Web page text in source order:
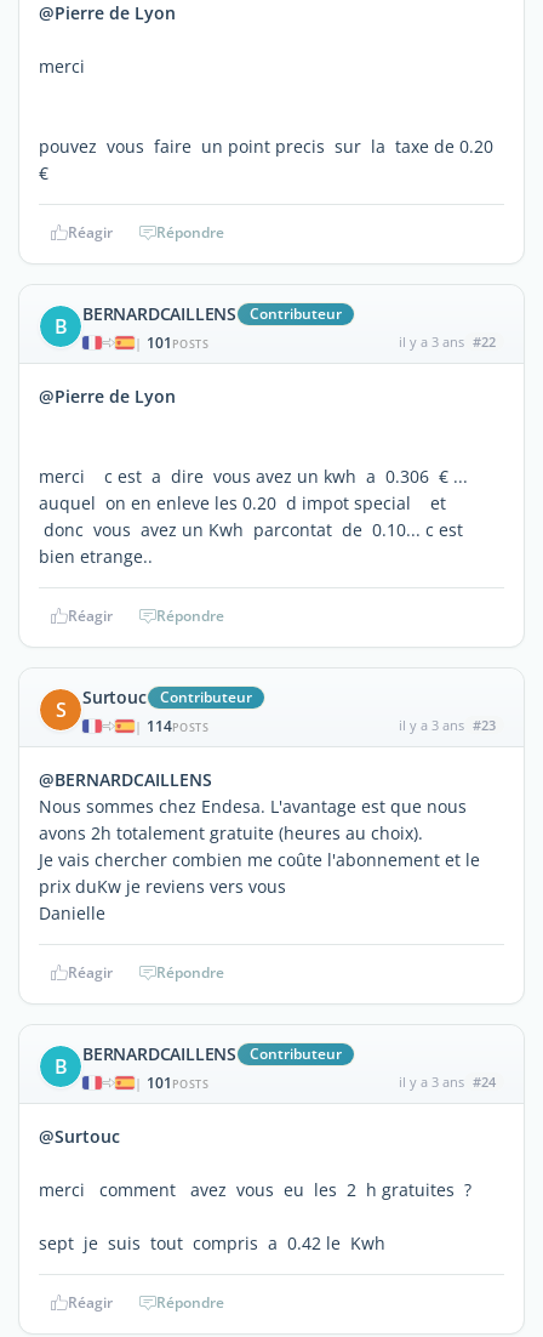
@Pierre de Lyon
merci
pouvez vous faire un point precis sur la taxe de 0.20
€
Réagir Répondre
B BERNARDCAILLENS Contributeur
| 101 POSTS il y a 3 ans #22
@Pierre de Lyon
merci c est a dire vous avez un kwh a 0.306 € ...
auquel on en enleve les 0.20 d impot special et
donc vous avez un Kwh parcontat de 0.10... c est
bien etrange..
Réagir Répondre
S Surtouc Contributeur
| 114POSTS il y a 3 ans #23
@BERNARDCAILLENS
Nous sommes chez Endesa. L'avantage est que nous
avons 2h totalement gratuite (heures au choix).
Je vais chercher combien me coûte l'abonnement et le
prix duKw je reviens vers vous
Danielle
Réagir Répondre
B BERNARDCAILLENS Contributeur
| 101 POSTS il y a 3 ans #24
@Surtouc
merci comment avez vous eu les 2 h gratuites ?
sept je suis tout compris a 0.42 le Kwh
Réagir Répondre